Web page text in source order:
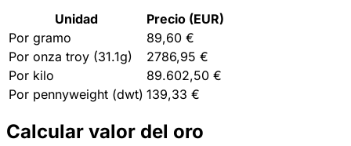
Unidad
Precio (EUR)
Por gramo
89,60 €
Por onza troy (31.1g)
2786,95 €
Por kilo
89.602,50 €
Por pennyweight (dwt) 139,33 €
Calcular valor del oro